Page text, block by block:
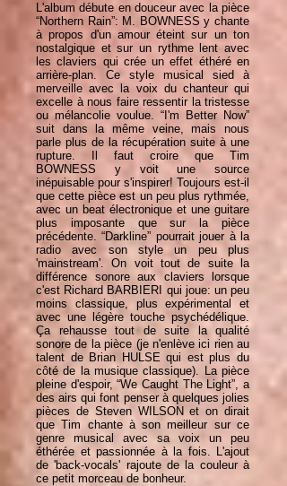
L'album débute en douceur avec la pièce
“Northern Rain”: M. BOWNESS y chante
à propos d'un amour éteint sur un ton
nostalgique et sur un rythme lent avec
les claviers qui crée un effet éthéré en
arrière-plan. Ce style musical sied à
merveille avec la voix du chanteur qui
excelle à nous faire ressentir la tristesse
ou mélancolie voulue. “I'm Better Now”
suit dans la même veine, mais nous
parle plus de la récupération suite à une
rupture. Il faut croire que Tim
BOWNESS y voit une source
inépuisable pour s'inspirer! Toujours est-il
que cette pièce est un peu plus rythmée,
avec un beat électronique et une guitare
plus imposante que sur la pièce
précédente. “Darkline” pourrait jouer à la
radio avec son style un peu plus
'mainstream'. On voit tout de suite la
différence sonore aux claviers lorsque
c'est Richard BARBIERI qui joue: un peu
moins classique, plus expérimental et
avec une légère touche psychédélique.
Ça rehausse tout de suite la qualité
sonore de la pièce (je n'enlève ici rien au
talent de Brian HULSE qui est plus du
côté de la musique classique). La pièce
pleine d'espoir, “We Caught The Light”, a
des airs qui font penser à quelques jolies
pièces de Steven WILSON et on dirait
que Tim chante à son meilleur sur ce
genre musical avec sa voix un peu
éthérée et passionnée à la fois. L'ajout
de 'back-vocals' rajoute de la couleur à
ce petit morceau de bonheur.